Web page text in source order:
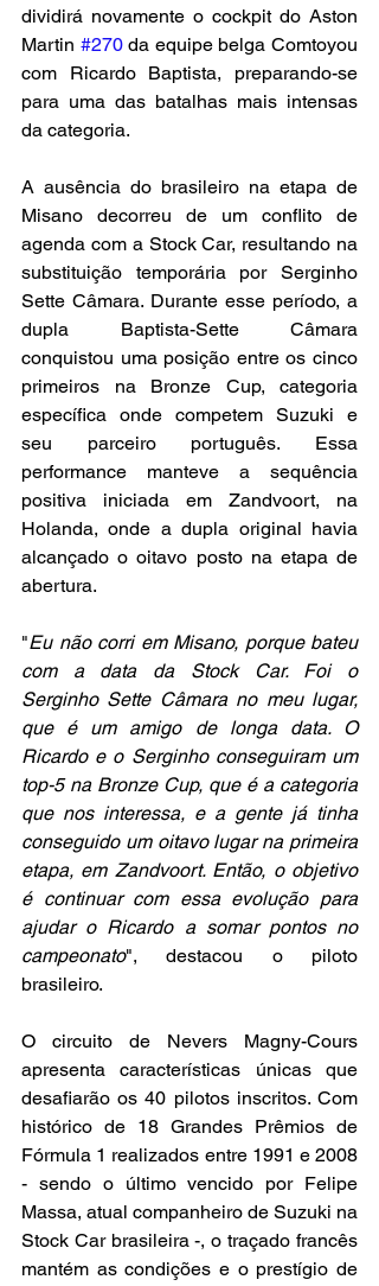
dividirá novamente o cockpit do Aston
Martin #270 da equipe belga Comtoyou
com Ricardo Baptista, preparando-se
para uma das batalhas mais intensas
da categoria.
A ausência do brasileiro na etapa de
Misano decorreu de um conflito de
agenda com a Stock Car, resultando na
substituição temporária por Serginho
Sette Câmara. Durante esse período, a
dupla Baptista-Sette Câmara
conquistou uma posição entre os cinco
primeiros na Bronze Cup, categoria
específica onde competem Suzuki e
seu parceiro português. Essa
performance manteve a sequência
positiva iniciada em Zandvoort, na
Holanda, onde a dupla original havia
alcançado o oitavo posto na etapa de
abertura.
"Eu não corri em Misano, porque bateu
com a data da Stock Car. Foi o
Serginho Sette Câmara no meu lugar,
que é um amigo de longa data. O
Ricardo e o Serginho conseguiram um
top-5 na Bronze Cup, que é a categoria
que nos interessa, e a gente já tinha
conseguido um oitavo lugar na primeira
etapa, em Zandvoort. Então, o objetivo
é continuar com essa evolução para
ajudar o Ricardo a somar pontos no
campeonato", destacou o piloto
brasileiro.
O circuito de Nevers Magny-Cours
apresenta características únicas que
desafiarão os 40 pilotos inscritos. Com
histórico de 18 Grandes Prêmios de
Fórmula 1 realizados entre 1991 e 2008
- sendo o último vencido por Felipe
Massa, atual companheiro de Suzuki na
Stock Car brasileira -, o traçado francês
mantém as condições e o prestígio de